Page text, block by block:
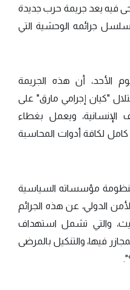
فيه يعد جريمة حرب جديدة
جرائمه الوحشية التي
الأحد، أن هذه الجريمة
"كيان إجرامي مارق" على
الإنسانية، ويعمل بغطاء
لكافة أدوات المحاسبة
مؤسساته السياسية
الدولي، عن هذه الجرائم
والتي تشمل استهداف
فيها، والتنكيل بالمرضى